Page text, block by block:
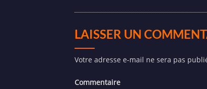
LAISSER UN
Votre adresse e-mail ne sera pas
Commentaire